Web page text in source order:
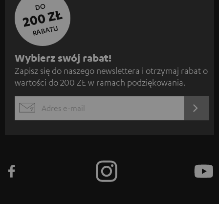
DO
200 ZŁ
RABATU
Z
a
p
s
ę
Wybierz swój rabat!
Zapisz się do naszego newslettera i otrzymaj rabat o
wartości do 200 ZŁ w ramach podziękowania.
EMAIL